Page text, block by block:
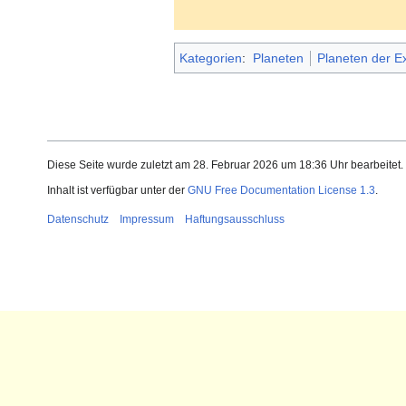
Kategorien: Planeten Planeten der
Diese Seite wurde zuletzt am 28. Februar 2026 um 18:36 Uhr bearbeitet.
Inhalt ist verfügbar unter der GNU Free Documentation License 1.3
Datenschutz Impressum Haftungsausschluss